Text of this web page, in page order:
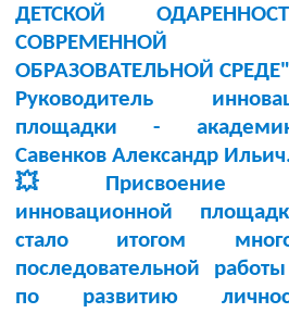
ДЕТСКОЙ
СОВРЕМЕННОЙ
ОБРАЗОВАТЕЛЬНОЙ СРЕДЕ"
Руководитель
площадки -
Савенков Александр Ильич
💥Присвоение
инновационной
стало итогом
последовательной
по развитию